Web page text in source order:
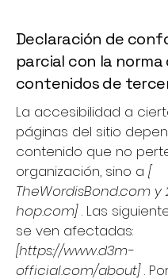
Declaración de
parcial con la norma
contenidos de
La accesibilidad a
páginas del sitio
contenido que no
organización, sino a [
TheWordisBond.com y
hop.com]. Las
se ven afectadas:
[https://www.d3m-
official.com/about].